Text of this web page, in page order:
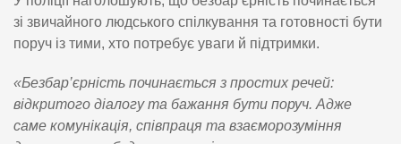
зі звичайного людського спілкування та готовності бути
поруч із тими, хто потребує уваги й підтримки.
«Безбар’єрність починається з простих речей:
відкритого діалогу та бажання бути поруч. Адже
саме комунікація, співпраця та взаєморозуміння